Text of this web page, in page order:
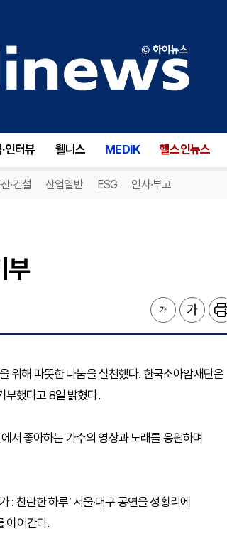
인터뷰 웰니스 MEDIK 헬스인뉴스
·건설 산업일반 ESG 인사·부고
부
위해 따뜻한 나눔을 실천했다. 한국소아암재단은
부했다고 8일 밝혔다.
서 좋아하는 가수의 영상과 노래를 응원하며
찬란한 하루’ 서울·대구 공연을 성황리에
이어간다.